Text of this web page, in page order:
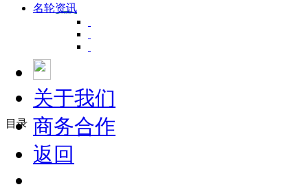
名轮资讯
目录
关于我们
商务合作
返回